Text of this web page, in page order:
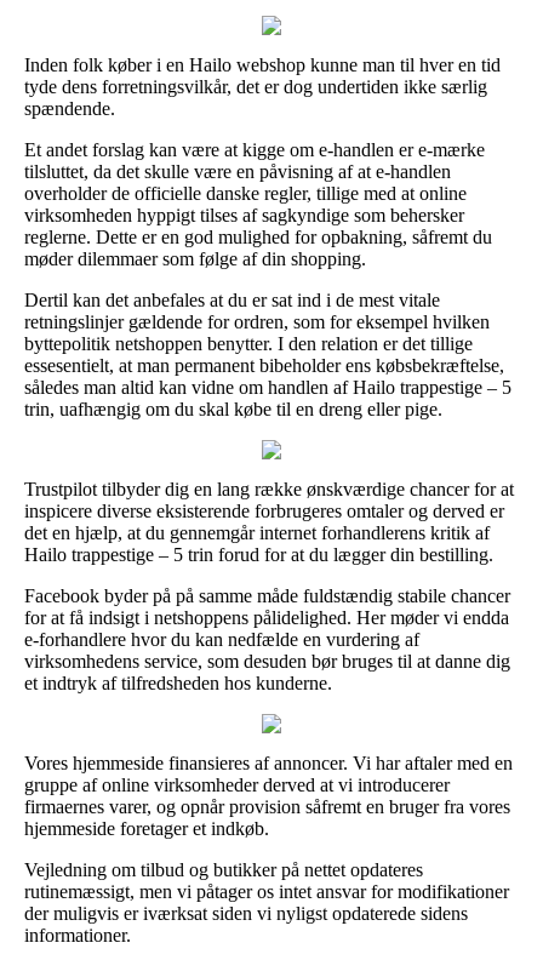
Inden folk køber i en Hailo webshop kunne man til hver en tid
tyde dens forretningsvilkår, det er dog undertiden ikke særlig
spændende.
Et andet forslag kan være at kigge om e-handlen er e-mærke
tilsluttet, da det skulle være en påvisning af at e-handlen
overholder de officielle danske regler, tillige med at online
virksomheden hyppigt tilses af sagkyndige som behersker
reglerne. Dette er en god mulighed for opbakning, såfremt du
møder dilemmaer som følge af din shopping.
Dertil kan det anbefales at du er sat ind i de mest vitale
retningslinjer gældende for ordren, som for eksempel hvilken
byttepolitik netshoppen benytter. I den relation er det tillige
essesentielt, at man permanent bibeholder ens købsbekræftelse,
således man altid kan vidne om handlen af Hailo trappestige – 5
trin, uafhængig om du skal købe til en dreng eller pige.
Trustpilot tilbyder dig en lang række ønskværdige chancer for at
inspicere diverse eksisterende forbrugeres omtaler og derved er
det en hjælp, at du gennemgår internet forhandlerens kritik af
Hailo trappestige – 5 trin forud for at du lægger din bestilling.
Facebook byder på på samme måde fuldstændig stabile chancer
for at få indsigt i netshoppens pålidelighed. Her møder vi endda
e-forhandlere hvor du kan nedfælde en vurdering af
virksomhedens service, som desuden bør bruges til at danne dig
et indtryk af tilfredsheden hos kunderne.
Vores hjemmeside finansieres af annoncer. Vi har aftaler med en
gruppe af online virksomheder derved at vi introducerer
firmaernes varer, og opnår provision såfremt en bruger fra vores
hjemmeside foretager et indkøb.
Vejledning om tilbud og butikker på nettet opdateres
rutinemæssigt, men vi påtager os intet ansvar for modifikationer
der muligvis er iværksat siden vi nyligst opdaterede sidens
informationer.